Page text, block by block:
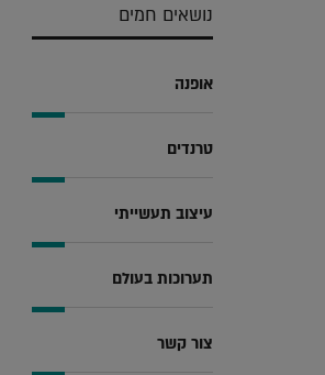
נושאים חמים
אופנה
טרנדים
עיצוב תעשייתי
תערוכות בעולם
צור קשר